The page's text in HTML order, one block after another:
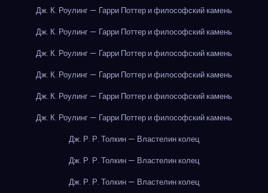
Дж. К. Роулинг — Гарри Поттер и философский камень
Дж. К. Роулинг — Гарри Поттер и философский камень
Дж. К. Роулинг — Гарри Поттер и философский камень
Дж. К. Роулинг — Гарри Поттер и философский камень
Дж. К. Роулинг — Гарри Поттер и философский камень
Дж. К. Роулинг — Гарри Поттер и философский камень
Дж. Р. Р. Толкин — Властелин колец
Дж. Р. Р. Толкин — Властелин колец
Дж. Р. Р. Толкин — Властелин колец